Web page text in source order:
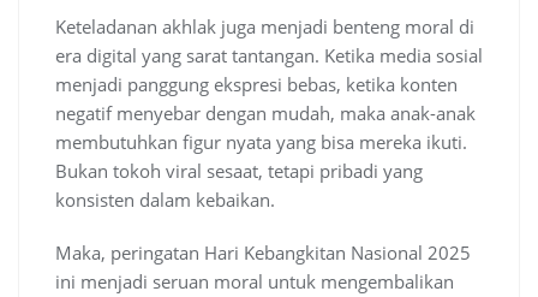
Keteladanan akhlak juga menjadi benteng moral di
era digital yang sarat tantangan. Ketika media sosial
menjadi panggung ekspresi bebas, ketika konten
negatif menyebar dengan mudah, maka anak-anak
membutuhkan figur nyata yang bisa mereka ikuti.
Bukan tokoh viral sesaat, tetapi pribadi yang
konsisten dalam kebaikan.
Maka, peringatan Hari Kebangkitan Nasional 2025
ini menjadi seruan moral untuk mengembalikan